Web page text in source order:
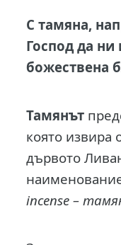
С тамяна,
Господ да ни
божествена
Тамянът
която извира
дървото
incense –